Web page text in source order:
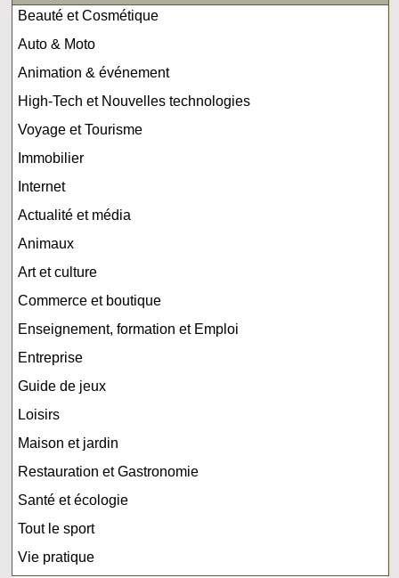
Beauté et Cosmétique
Auto & Moto
Animation & événement
High-Tech et Nouvelles technologies
Voyage et Tourisme
Immobilier
Internet
Actualité et média
Animaux
Art et culture
Commerce et boutique
Enseignement, formation et Emploi
Entreprise
Guide de jeux
Loisirs
Maison et jardin
Restauration et Gastronomie
Santé et écologie
Tout le sport
Vie pratique